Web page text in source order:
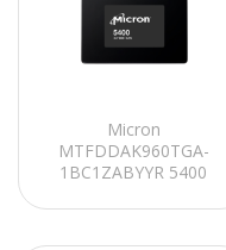
Micron
MTFDDAK960TGA-
1BC1ZABYYR 5400
(7mm) Non-SED